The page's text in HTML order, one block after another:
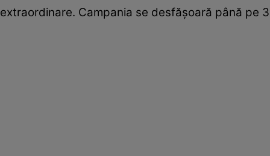
extraordinare. Campania se desfăşoară până pe